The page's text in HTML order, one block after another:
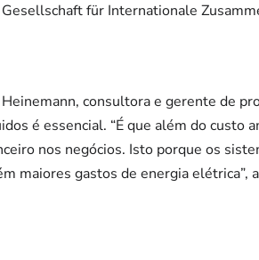
für Internationale
consultora e gerente de
é essencial. “É que além do custo
nos negócios. Isto porque os
maiores gastos de energia elétrica”,